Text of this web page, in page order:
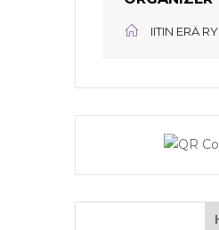
IITIN ERÄ RY